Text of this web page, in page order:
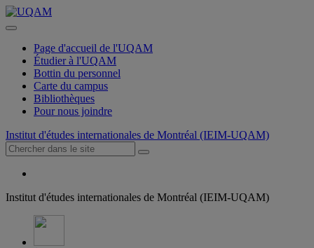
Page d'accueil de l'UQAM
Étudier à l'UQAM
Bottin du personnel
Carte du campus
Bibliothèques
Pour nous joindre
Institut d'études internationales de Montréal (IEIM-UQAM)
Institut d'études internationales de Montréal (IEIM-UQAM)